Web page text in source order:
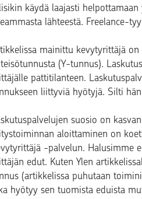
käydä laajasti
lähteestä. Freelance-
mainittu kevytyrittäjä
(Y-tunnus).
pattitilanteen.
liittyviä hyötyjä. Silti
suosio on
aloittaminen on
-palvelun. Halusimme
edut. Kuten Ylen
(artikkelissa puhutaan
hyötyy sen tuomista eduista